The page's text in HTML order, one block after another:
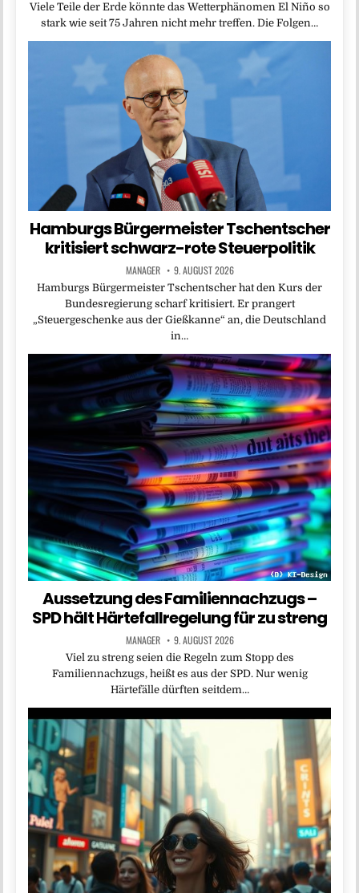
Viele Teile der Erde könnte das Wetterphänomen El Niño so
stark wie seit 75 Jahren nicht mehr treffen. Die Folgen…
Hamburgs Bürgermeister Tschentscher
kritisiert schwarz-rote Steuerpolitik
MANAGER 9. AUGUST 2026
Hamburgs Bürgermeister Tschentscher hat den Kurs der
Bundesregierung scharf kritisiert. Er prangert
„Steuergeschenke aus der Gießkanne“ an, die Deutschland
in…
Aussetzung des Familiennachzugs –
SPD hält Härtefallregelung für zu streng
MANAGER 9. AUGUST 2026
Viel zu streng seien die Regeln zum Stopp des
Familiennachzugs, heißt es aus der SPD. Nur wenig
Härtefälle dürften seitdem…